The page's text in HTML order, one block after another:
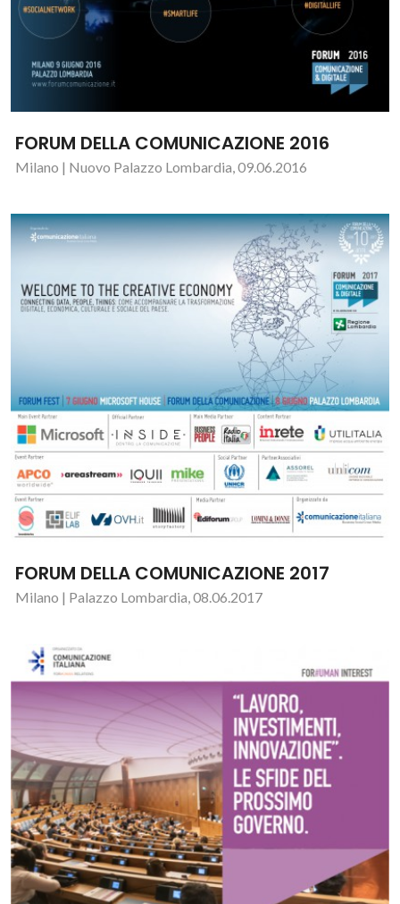
FORUM DELLA COMUNICAZIONE 2016
Milano | Nuovo Palazzo Lombardia, 09.06.2016
FORUM DELLA COMUNICAZIONE 2017
Milano | Palazzo Lombardia, 08.06.2017